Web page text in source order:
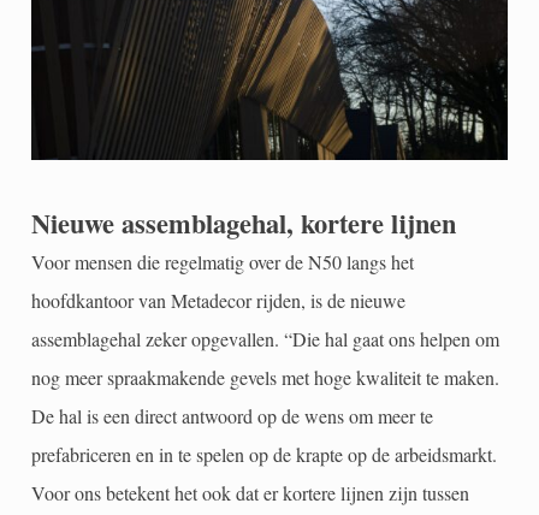
Nieuwe assemblagehal, kortere lijnen
Voor mensen die regelmatig over de N50 langs het
hoofdkantoor van Metadecor rijden, is de nieuwe
assemblagehal zeker opgevallen. “Die hal gaat ons helpen om
nog meer spraakmakende gevels met hoge kwaliteit te maken.
De hal is een direct antwoord op de wens om meer te
prefabriceren en in te spelen op de krapte op de arbeidsmarkt.
Voor ons betekent het ook dat er kortere lijnen zijn tussen